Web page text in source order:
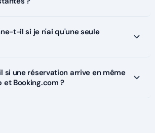
t-il si je n'ai qu'une seule
si une réservation arrive en même
Booking.com ?